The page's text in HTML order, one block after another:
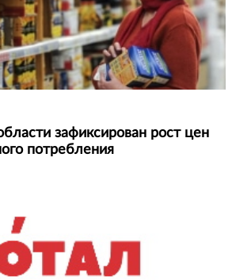
зафиксирован рост цен
потребления